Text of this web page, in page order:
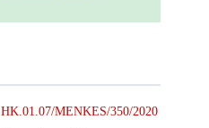
MENKES/350/2020